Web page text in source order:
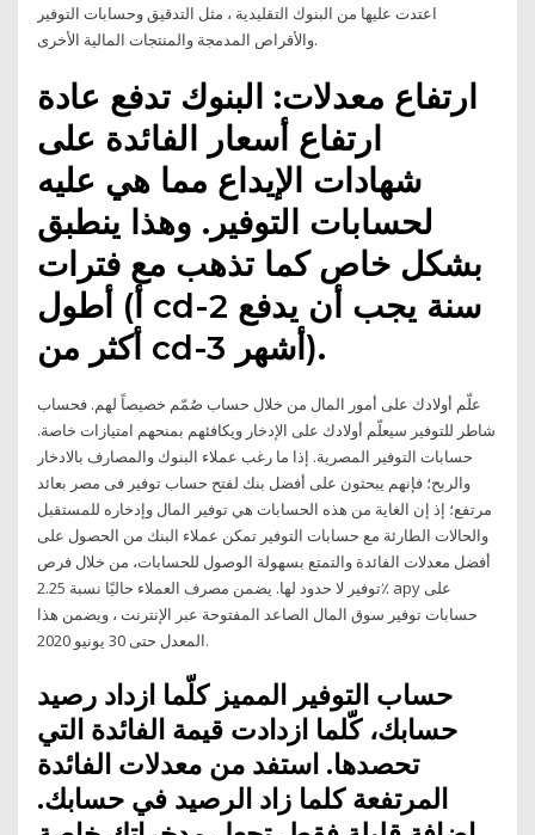
اعتدت عليها من البنوك التقليدية ، مثل التدقيق وحسابات التوفير
والأقراص المدمجة والمنتجات المالية الأخرى.
ارتفاع معدلات: البنوك تدفع عادة
ارتفاع أسعار الفائدة على
شهادات الإيداع مما هي عليه
لحسابات التوفير. وهذا ينطبق
بشكل خاص كما تذهب مع فترات
أطول (أ cd-2 سنة يجب أن يدفع
أكثر من cd-3 أشهر).
علّم أولادك على أمور المال من خلال حساب صُمّم خصيصاً لهم. فحساب
شاطر للتوفير سيعلّم أولادك على الإدخار ويكافئهم بمنحهم امتيازات خاصة.
حسابات التوفير المصرية. إذا ما رغب عملاء البنوك والمصارف بالادخار
والربح؛ فإنهم يبحثون على أفضل بنك لفتح حساب توفير فى مصر بعائد
مرتفع؛ إذ إن الغاية من هذه الحسابات هي توفير المال وإدخاره للمستقبل
والحالات الطارئة مع حسابات التوفير تمكن عملاء البنك من الحصول على
أفضل معدلات الفائدة والتمتع بسهولة الوصول للحسابات، من خلال فرص
توفير لا حدود لها. يضمن مصرف العملاء حاليًا نسبة 2.25٪ apy على
حسابات توفير سوق المال الصاعد المفتوحة عبر الإنترنت ، ويضمن هذا
المعدل حتى 30 يونيو 2020.
حساب التوفير المميز كلّما ازداد رصيد
حسابك، كّلما ازدادت قيمة الفائدة التي
تحصدها. استفد من معدلات الفائدة
المرتفعة كلما زاد الرصيد في حسابك.